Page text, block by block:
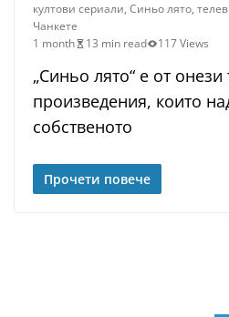
култови сериали, Синьо лято,
Чанкете
1 month
13 min read 117 Views
„Синьо лято“ е от
произведения, които
собственото
Прочети повече